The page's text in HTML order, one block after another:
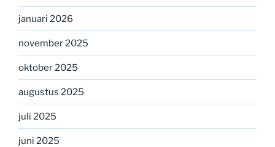
januari 2026
november 2025
oktober 2025
augustus 2025
juli 2025
juni 2025